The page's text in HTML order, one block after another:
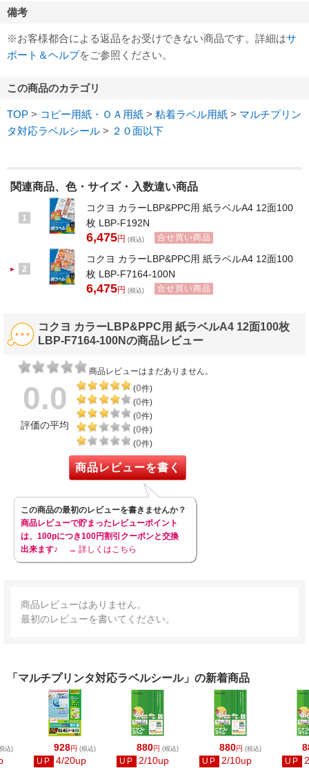
備考
※お客様都合による返品をお受けできない商品です。詳細はサ
ポート＆ヘルプをご参照ください。
この商品のカテゴリ
TOP > コピー用紙・ＯＡ用紙 > 粘着ラベル用紙 > マルチプリン
タ対応ラベルシール > ２０面以下
関連商品、色・サイズ・入数違い商品
1
コクヨ カラーLBP&PPC用 紙ラベルA4 12面100
枚 LBP-F192N
6,475円 (税込) 合せ買い商品
2
コクヨ カラーLBP&PPC用 紙ラベルA4 12面100
枚 LBP-F7164-100N
6,475円 (税込) 合せ買い商品
コクヨ カラーLBP&PPC用 紙ラベルA4 12面100枚
LBP-F7164-100Nの商品レビュー
商品レビューはまだありません。
0.0
評価の平均
(0件)
(0件)
(0件)
(0件)
(0件)
商品レビューを書く
この商品の最初のレビューを書きませんか？
商品レビューで貯まったレビューポイント
は、100pにつき100円割引クーポンと交換
出来ます♪
→ 詳しくはこちら
商品レビューはありません。
最初のレビューを書いてください。
「マルチプリンタ対応ラベルシール」の新着商品
928円 (税込)
UP 4/20up
880円 (税込)
UP 2/10up
880円 (税込)
UP 2/10up UP
込)